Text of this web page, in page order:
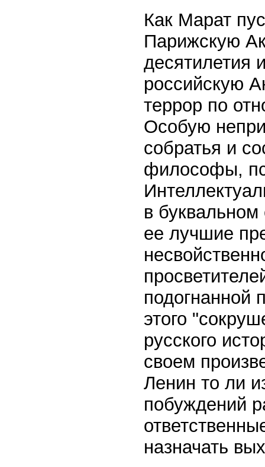
Как Марат
Парижскую
десятилетия
российскую
террор по
Особую
собратья и
философы,
в
ее лучшие
подогнанной
этого
русского
своем
Ленин то ли
побуждений
назначать